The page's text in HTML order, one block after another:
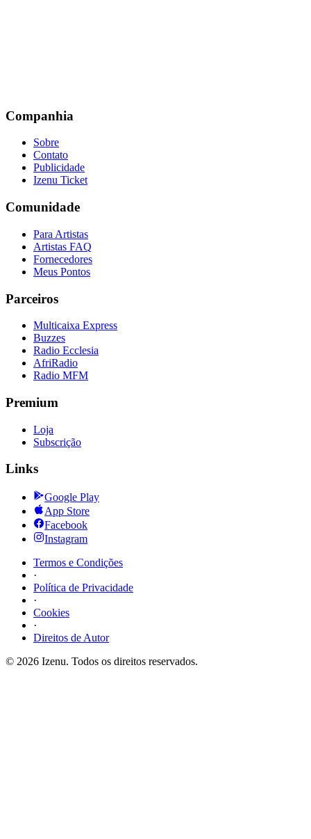
Companhia
Sobre
Contato
Publicidade
Izenu Ticket
Comunidade
Para Artistas
Artistas FAQ
Fornecedores
Meus Pontos
Parceiros
Multicaixa Express
Buzzes
Radio Ecclesia
AfriRadio
Radio MFM
Premium
Loja
Subscrição
Links
Google Play
App Store
Facebook
Instagram
Termos e Condições
·
Política de Privacidade
·
Cookies
·
Direitos de Autor
© 2026 Izenu. Todos os direitos reservados.